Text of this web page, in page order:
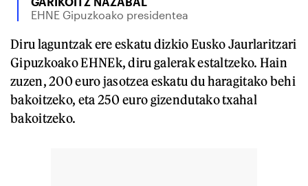
EHNE Gipuzkoako presidentea
Diru laguntzak ere eskatu dizkio Eusko Jaurlaritzari
Gipuzkoako EHNEk, diru galerak estaltzeko. Hain
zuzen, 200 euro jasotzea eskatu du haragitako behi
bakoitzeko, eta 250 euro gizendutako txahal
bakoitzeko.